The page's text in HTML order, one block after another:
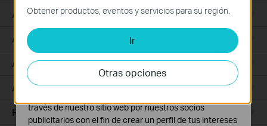
Aggregation
Access Max
Access
Access Pro
Routers Ethernet
Obtener productos, eventos y servicios para su región.
Ir
Otras opciones
Estas cookies son necesarias para el funcionamiento
del sitio web y no pueden desactivarse en tu sistema.
Cookies de Análisis y de Marketing
Las cookies de análisis nos permiten analizar tus
actividades en nuestro sitio web con el fin de mejorar y
adaptar la funcionalidad del mismo.
través de nuestro sitio web por nuestros socios
publicitarios con el fin de crear un perfil de tus intereses